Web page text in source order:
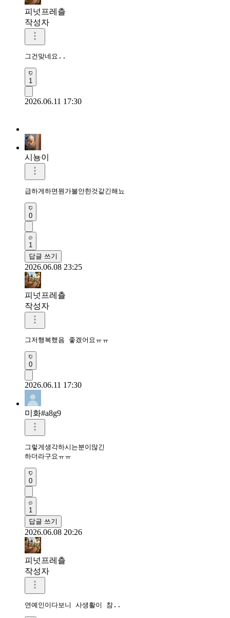
피넛프레츨
작성자
그건맞네요..
1
2026.06.11 17:30
시뇽이
급하게하면뭔가불안한것같긴해뇨
0
1
답글 쓰기
2026.06.08 23:25
피넛프레츨
작성자
그저행복했음 좋겠어요ㅠㅠ
0
2026.06.11 17:30
미화#a8g9
그렇게생각하시는분이많긴
하더라구요ㅠㅠ
0
1
답글 쓰기
2026.06.08 20:26
피넛프레츨
작성자
연예인이다보니 사생활이 참..